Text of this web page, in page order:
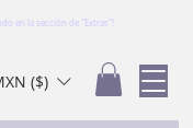
en la sección de "Extras"!
($)